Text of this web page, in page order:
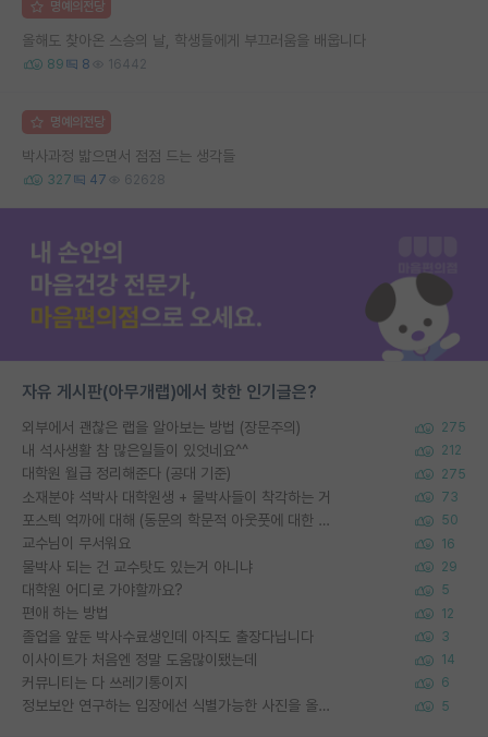
명예의전당
올해도 찾아온 스승의 날, 학생들에게 부끄러움을 배웁니다
89 8 16442
명예의전당
박사과정 밟으면서 점점 드는 생각들
327 47 62628
자유 게시판(아무개랩)에서 핫한 인기글은?
외부에서 괜찮은 랩을 알아보는 방법 (장문주의) 275
내 석사생활 참 많은일들이 있엇네요^^ 212
대학원 월급 정리해준다 (공대 기준) 275
소재분야 석박사 대학원생 + 물박사들이 착각하는 거 73
포스텍 억까에 대해 (동문의 학문적 아웃풋에 대한 반박) 50
교수님이 무서워요 16
물박사 되는 건 교수탓도 있는거 아니냐 29
대학원 어디로 가야할까요? 5
편애 하는 방법 12
졸업을 앞둔 박사수료생인데 아직도 출장다닙니다 3
이사이트가 처음엔 정말 도움많이됐는데 14
커뮤니티는 다 쓰레기통이지 6
정보보안 연구하는 입장에선 식별가능한 사진을 올리는건 비추이긴함 5